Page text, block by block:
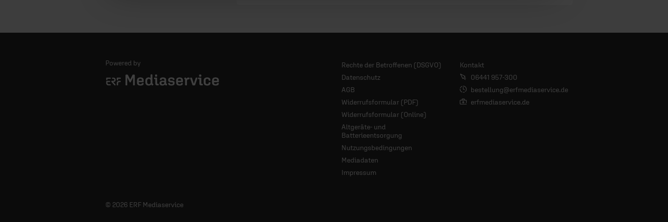
Powered by
Rechte der Betroffenen (DSGVO)
Datenschutz
AGB
Widerrufsformular (PDF)
Widerrufsformular (Online)
Altgeräte- und
Batterieentsorgung
Nutzungsbedingungen
Mediadaten
Impressum
Kontakt
06441 957-300
bestellung@erfmediaservice.de
erfmediaservice.de
© 2026 ERF Mediaservice